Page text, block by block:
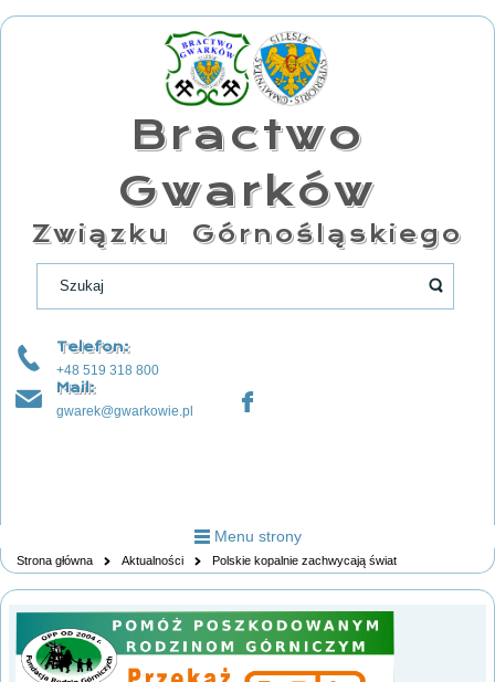
Bractwo
Gwarków
Związku Górnośląskiego
Telefon:
+48 519 318 800
Mail:
gwarek@gwarkowie.pl
Menu strony
Strona główna Aktualności Polskie kopalnie zachwycają świat